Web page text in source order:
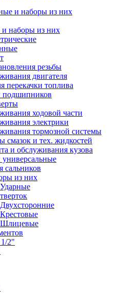
и наборы из них
и наборы из них
резьбы
двигателя
перекачки топлива
ходовой части
электрики
тормозной системы
смазок и тех. жидкостей
и обслуживания кузова
сальников
из них
Шлицевые
2"